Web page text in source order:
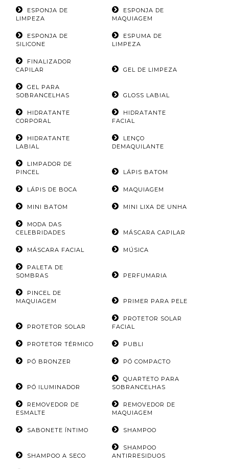
ESPONJA DE
LIMPEZA
ESPONJA DE
MAQUIAGEM
ESPONJA DE
SILICONE
ESPUMA DE
LIMPEZA
FINALIZADOR
CAPILAR
GEL DE LIMPEZA
GEL PARA
SOBRANCELHAS
GLOSS LABIAL
HIDRATANTE
CORPORAL
HIDRATANTE
FACIAL
HIDRATANTE
LABIAL
LENÇO
DEMAQUILANTE
LIMPADOR DE
PINCEL
LÁPIS BATOM
LÁPIS DE BOCA MAQUIAGEM
MINI BATOM MINI LIXA DE UNHA
MODA DAS
CELEBRIDADES
MÁSCARA CAPILAR
MÁSCARA FACIAL MÚSICA
PALETA DE
SOMBRAS
PERFUMARIA
PINCEL DE
MAQUIAGEM
PRIMER PARA PELE
PROTETOR SOLAR
PROTETOR SOLAR
FACIAL
PROTETOR TÉRMICO PUBLI
PÓ BRONZER PÓ COMPACTO
PÓ ILUMINADOR
QUARTETO PARA
SOBRANCELHAS
REMOVEDOR DE
ESMALTE
REMOVEDOR DE
MAQUIAGEM
SABONETE ÍNTIMO SHAMPOO
SHAMPOO A SECO
SHAMPOO
ANTIRRESIDUOS